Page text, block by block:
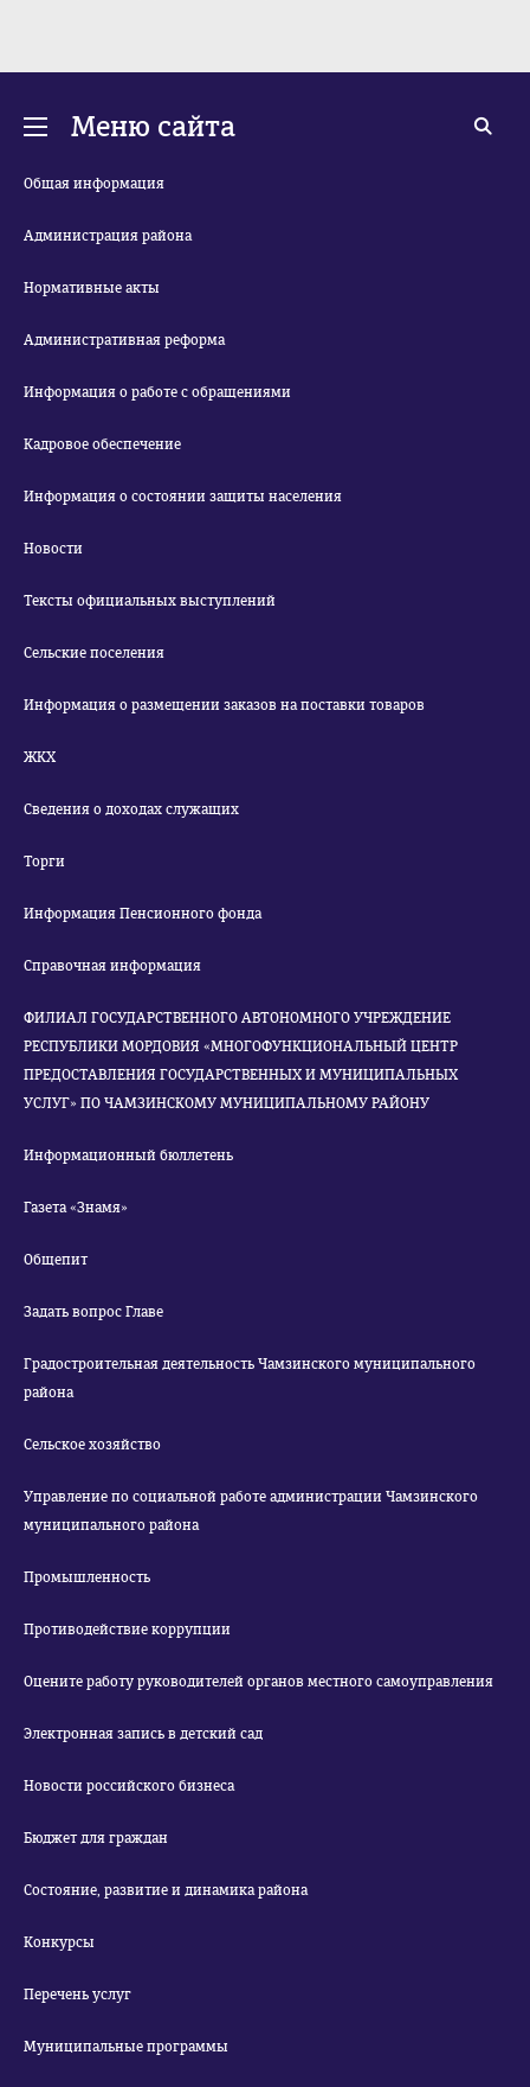
Меню сайта
Общая информация
Администрация района
Нормативные акты
Административная реформа
Информация о работе с обращениями
Кадровое обеспечение
Информация о состоянии защиты населения
Новости
Тексты официальных выступлений
Сельские поселения
Информация о размещении заказов на поставки товаров
ЖКХ
Сведения о доходах служащих
Торги
Информация Пенсионного фонда
Справочная информация
ФИЛИАЛ ГОСУДАРСТВЕННОГО АВТОНОМНОГО УЧРЕЖДЕНИЕ
РЕСПУБЛИКИ МОРДОВИЯ «МНОГОФУНКЦИОНАЛЬНЫЙ ЦЕНТР
ПРЕДОСТАВЛЕНИЯ ГОСУДАРСТВЕННЫХ И МУНИЦИПАЛЬНЫХ
УСЛУГ» ПО ЧАМЗИНСКОМУ МУНИЦИПАЛЬНОМУ РАЙОНУ
Информационный бюллетень
Газета «Знамя»
Общепит
Задать вопрос Главе
Градостроительная деятельность Чамзинского муниципального
района
Сельское хозяйство
Управление по социальной работе администрации Чамзинского
муниципального района
Промышленность
Противодействие коррупции
Оцените работу руководителей органов местного самоуправления
Электронная запись в детский сад
Новости российского бизнеса
Бюджет для граждан
Состояние, развитие и динамика района
Конкурсы
Перечень услуг
Муниципальные программы